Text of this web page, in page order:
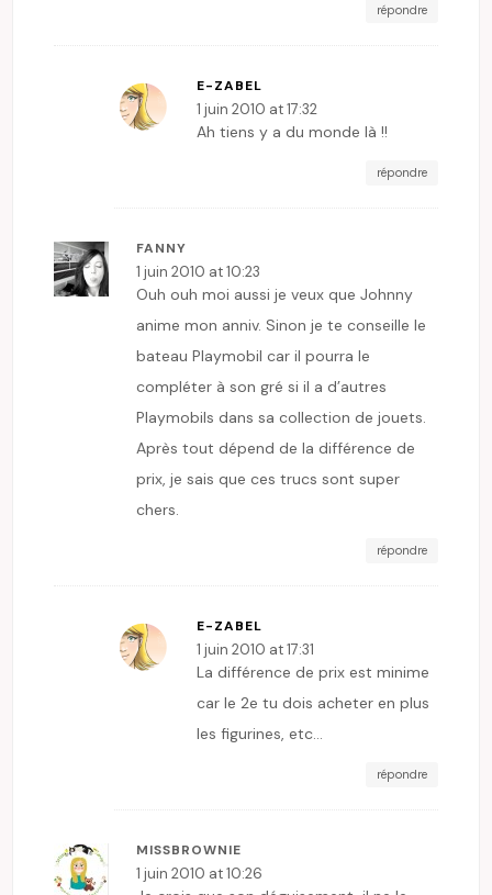
répondre
E-ZABEL
1 juin 2010 at 17:32
Ah tiens y a du monde là !!
répondre
FANNY
1 juin 2010 at 10:23
Ouh ouh moi aussi je veux que Johnny
anime mon anniv. Sinon je te conseille le
bateau Playmobil car il pourra le
compléter à son gré si il a d’autres
Playmobils dans sa collection de jouets.
Après tout dépend de la différence de
prix, je sais que ces trucs sont super
chers.
répondre
E-ZABEL
1 juin 2010 at 17:31
La différence de prix est minime
car le 2e tu dois acheter en plus
les figurines, etc…
répondre
MISSBROWNIE
1 juin 2010 at 10:26